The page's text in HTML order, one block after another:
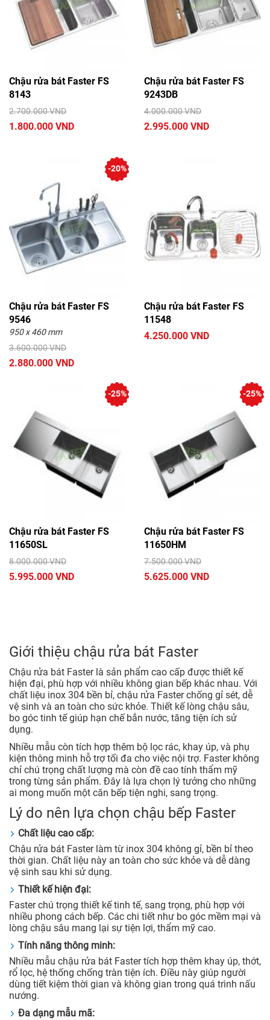
Chậu rửa bát Faster FS
8143
2.700.000 VND
1.800.000 VND
Chậu rửa bát Faster FS
9243DB
4.000.000 VND
2.995.000 VND
Chậu rửa bát Faster FS
9546
950 x 460 mm
3.600.000 VND
2.880.000 VND
-20%
Chậu rửa bát Faster FS
11548
4.250.000 VND
Chậu rửa bát Faster FS
11650SL
8.000.000 VND
5.995.000 VND
-25%
Chậu rửa bát Faster FS
11650HM
7.500.000 VND
5.625.000 VND
-25%
Giới thiệu chậu rửa bát Faster
Chậu rửa bát Faster là sản phẩm cao cấp được thiết kế
hiện đại, phù hợp với nhiều không gian bếp khác nhau. Với
chất liệu inox 304 bền bỉ, chậu rửa Faster chống gỉ sét, dễ
vệ sinh và an toàn cho sức khỏe. Thiết kế lòng chậu sâu,
bo góc tinh tế giúp hạn chế bắn nước, tăng tiện ích sử
dụng.
Nhiều mẫu còn tích hợp thêm bộ lọc rác, khay úp, và phụ
kiện thông minh hỗ trợ tối đa cho việc nội trợ. Faster không
chỉ chú trọng chất lượng mà còn đề cao tính thẩm mỹ
trong từng sản phẩm. Đây là lựa chọn lý tưởng cho những
ai mong muốn một căn bếp tiện nghi, sang trọng.
Lý do nên lựa chọn chậu bếp Faster
Chất liệu cao cấp:
Chậu rửa bát Faster làm từ inox 304 không gỉ, bền bỉ theo
thời gian. Chất liệu này an toàn cho sức khỏe và dễ dàng
vệ sinh sau khi sử dụng.
Thiết kế hiện đại:
Faster chú trọng thiết kế tinh tế, sang trọng, phù hợp với
nhiều phong cách bếp. Các chi tiết như bo góc mềm mại và
lòng chậu sâu mang lại sự tiện lợi, thẩm mỹ cao.
Tính năng thông minh:
Nhiều mẫu chậu rửa bát Faster tích hợp thêm khay úp, thớt,
rổ lọc, hệ thống chống tràn tiện ích. Điều này giúp người
dùng tiết kiệm thời gian và không gian trong quá trình nấu
nướng.
Đa dạng mẫu mã: